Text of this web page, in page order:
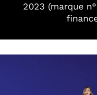
2023 (marque